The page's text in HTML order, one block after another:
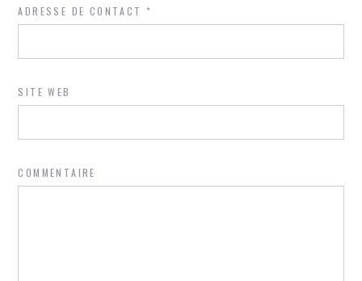
ADRESSE DE CONTACT*
SITE WEB
COMMENTAIRE